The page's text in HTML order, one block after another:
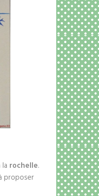
rochelle.
proposer